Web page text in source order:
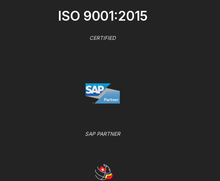
ISO 9001:2015
CERTIFIED
SAP PARTNER